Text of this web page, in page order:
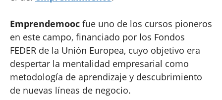
Emprendemooc fue uno de los cursos pioneros
en este campo, financiado por los Fondos
FEDER de la Unión Europea, cuyo objetivo era
despertar la mentalidad empresarial como
metodología de aprendizaje y descubrimiento
de nuevas líneas de negocio.